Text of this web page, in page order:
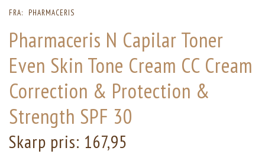
FRA: PHARMACERIS
Pharmaceris N Capilar Toner
Even Skin Tone Cream CC Cream
Correction & Protection &
Strength SPF 30
Skarp pris: 167,95